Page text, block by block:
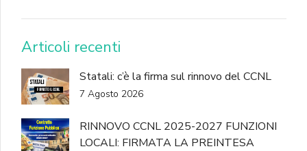
DONA
Articoli recenti
Statali: c’è la firma sul rinnovo del CCNL
7 Agosto 2026
RINNOVO CCNL 2025-2027 FUNZIONI
LOCALI: FIRMATA LA PREINTESA